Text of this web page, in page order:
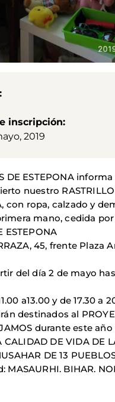
inscripción
2019
DE ESTEPONA
nuestro
con ropa, calzado y
mano, cedida
ESTEPONA
45, frente Plaza
del día 2 de mayo
a13.00 y de 17.30 a
destinados al
durante este año
CALIDAD DE VIDA DE
DE 13
MASAURHI. BIHAR.